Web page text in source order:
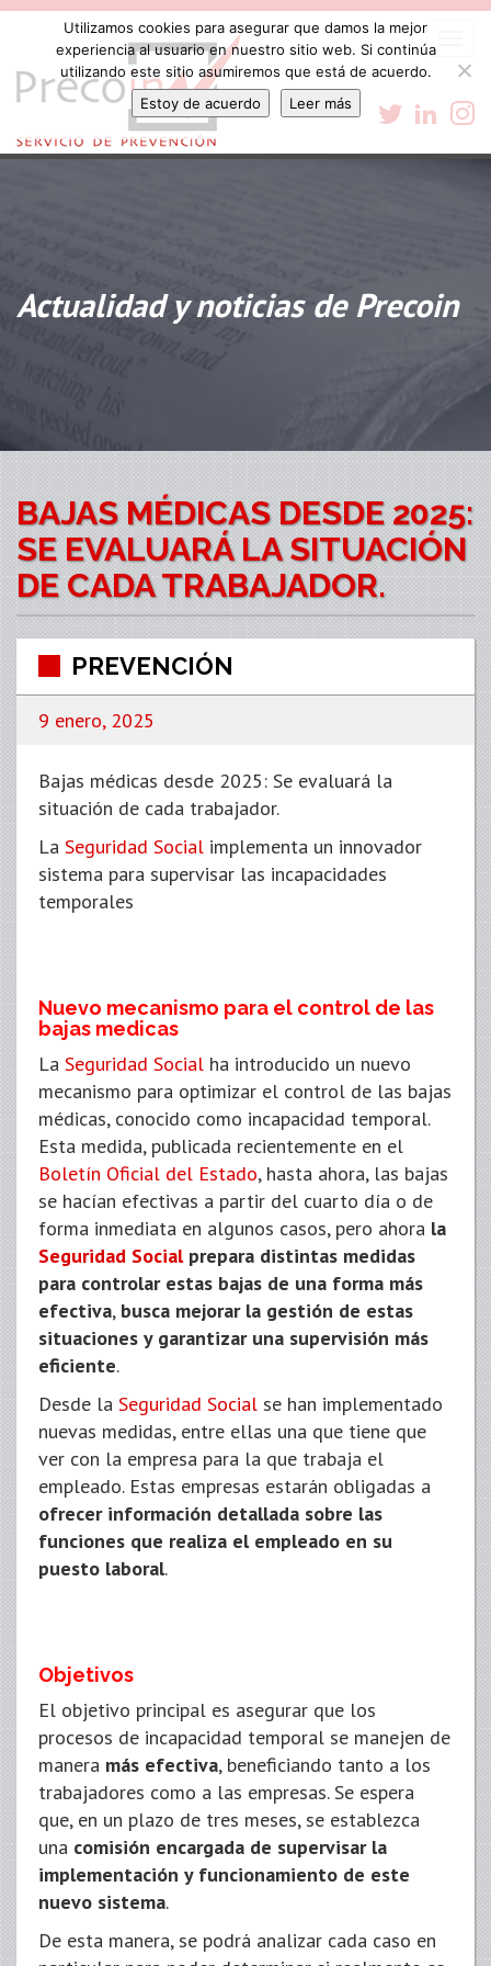
Actualidad y noticias de Precoin
BAJAS MÉDICAS DESDE 2025:
SE EVALUARÁ LA SITUACIÓN
DE CADA TRABAJADOR.
PREVENCIÓN
9 enero, 2025
Bajas médicas desde 2025: Se evaluará la
situación de cada trabajador.
La Seguridad Social implementa un innovador
sistema para supervisar las incapacidades
temporales
Nuevo mecanismo para el control de las
bajas medicas
La Seguridad Social ha introducido un nuevo
mecanismo para optimizar el control de las bajas
médicas, conocido como incapacidad temporal.
Esta medida, publicada recientemente en el
Boletín Oficial del Estado, hasta ahora, las bajas
se hacían efectivas a partir del cuarto día o de
forma inmediata en algunos casos, pero ahora la
Seguridad Socialprepara distintas medidas
para controlar estas bajas de una forma más
efectiva, busca mejorar la gestión de estas
situaciones y garantizar una supervisión más
eficiente.
Desde la Seguridad Social se han implementado
nuevas medidas, entre ellas una que tiene que
ver con la empresa para la que trabaja el
empleado. Estas empresas estarán obligadas a
ofrecer información detallada sobre las
funciones que realiza el empleado en su
puesto laboral.
Objetivos
El objetivo principal es asegurar que los
procesos de incapacidad temporal se manejen de
manera más efectiva, beneficiando tanto a los
trabajadores como a las empresas. Se espera
que, en un plazo de tres meses, se establezca
una comisión encargada de supervisar la
implementación y funcionamiento de este
nuevo sistema.
De esta manera, se podrá analizar cada caso en
Utilizamos cookies para asegurar que damos la mejor
experiencia al usuario en nuestro sitio web. Si continúa
utilizando este sitio asumiremos que está de acuerdo.
Estoy de acuerdo
Leer más